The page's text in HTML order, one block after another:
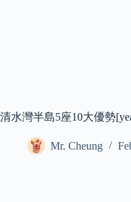
清水灣半島5座10大優勢
Mr. Cheung